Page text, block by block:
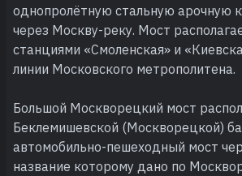
однопролётную стальную арочную
через Москву-реку. Мост
станциями «Смоленская» и
линии Московского метрополитена.
Большой Москворецкий мост
Беклемишевской (Москворецкой)
автомобильно-пешеходный мост
название которому дано по